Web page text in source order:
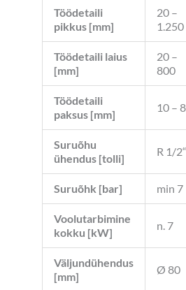
Töödetaili
pikkus [mm]
20 –
1.250
Töödetaili laius
[mm]
20 –
800
Töödetaili
paksus [mm]
10 –
Suruõhu
ühendus [tolli]
R 1/2“
Suruõhk [bar] min 7
Voolutarbimine
kokku [kW]
n. 7
Väljundühendus
[mm]
Ø 80